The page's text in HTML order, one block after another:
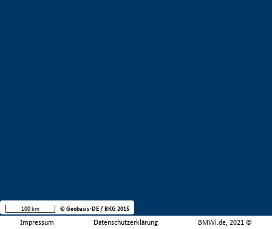
Impressum Datenschutzerklärung BMWi.de, 2021 ©
100 km © Geobasis-DE / BKG 2015